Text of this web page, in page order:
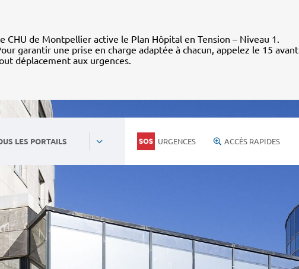
CHU de Montpellier active le Plan Hôpital en Tension – Niveau 1.
garantir une prise en charge adaptée à chacun, appelez le 15 avant
déplacement aux urgences.
LES PORTAILS URGENCES ACCÈS RAPIDES